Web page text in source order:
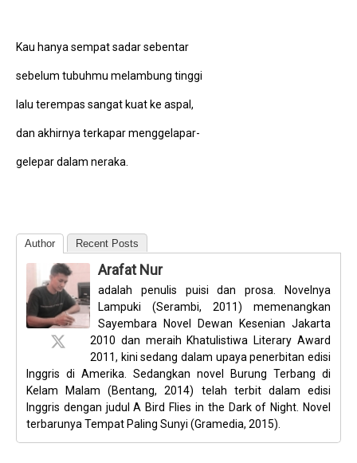
Kau hanya sempat sadar sebentar
sebelum tubuhmu melambung tinggi
lalu terempas sangat kuat ke aspal,
dan akhirnya terkapar menggelapar-
gelepar dalam neraka.
Author Recent Posts
Arafat Nur
adalah penulis puisi dan prosa. Novelnya
Lampuki (Serambi, 2011) memenangkan
Sayembara Novel Dewan Kesenian Jakarta
2010 dan meraih Khatulistiwa Literary Award
2011, kini sedang dalam upaya penerbitan edisi
Inggris di Amerika. Sedangkan novel Burung Terbang di
Kelam Malam (Bentang, 2014) telah terbit dalam edisi
Inggris dengan judul A Bird Flies in the Dark of Night. Novel
terbarunya Tempat Paling Sunyi (Gramedia, 2015).